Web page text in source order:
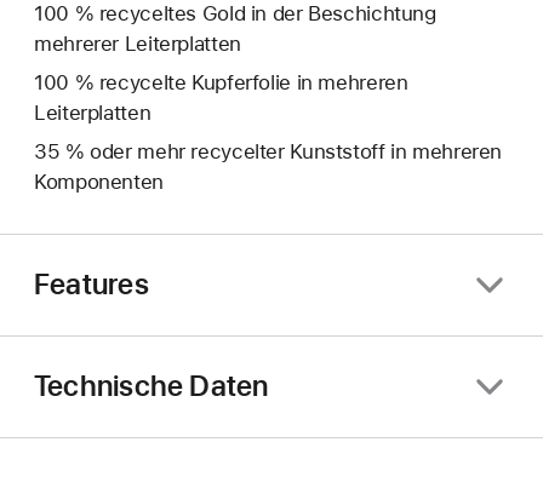
100 % recyceltes Gold in der Beschichtung
mehrerer Leiterplatten
100 % recycelte Kupferfolie in mehreren
Leiterplatten
35 % oder mehr recycelter Kunststoff in mehreren
Komponenten
Features
Technische Daten